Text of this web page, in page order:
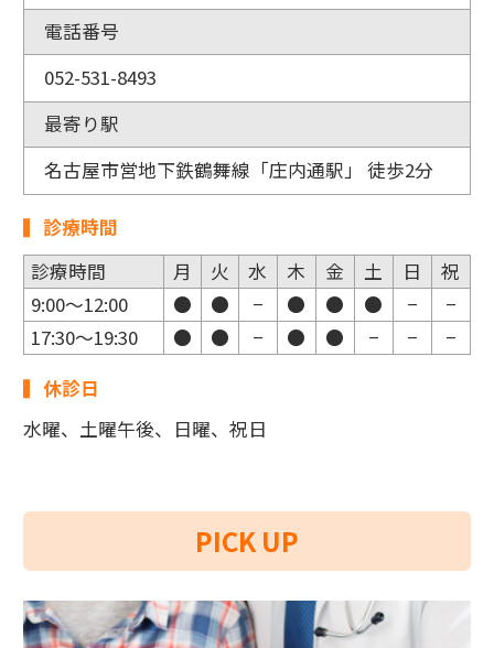
電話番号
052-531-8493
最寄り駅
名古屋市営地下鉄鶴舞線「庄内通駅」 徒歩2分
診療時間
診療時間
月 火 水 木 金 土 日
祝
9:00～12:00
● ● − ● ● ● −
−
17:30～19:30
● ● − ● ● − −
−
休診日
水曜、土曜午後、日曜、祝日
PICK UP